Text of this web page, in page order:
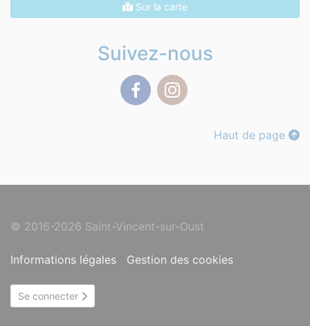
Sur la carte
Suivez-nous
Haut de page
© 2016-2026 Saint-Vincent-sur-Oust
Informations légales Gestion des cookies
Se connecter